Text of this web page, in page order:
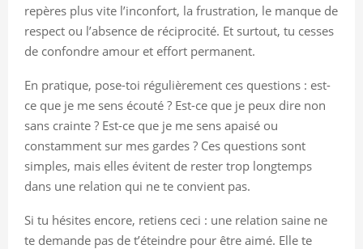
repères plus vite l’inconfort, la frustration, le manque de
respect ou l’absence de réciprocité. Et surtout, tu cesses
de confondre amour et effort permanent.
En pratique, pose-toi régulièrement ces questions : est-
ce que je me sens écouté ? Est-ce que je peux dire non
sans crainte ? Est-ce que je me sens apaisé ou
constamment sur mes gardes ? Ces questions sont
simples, mais elles évitent de rester trop longtemps
dans une relation qui ne te convient pas.
Si tu hésites encore, retiens ceci : une relation saine ne
te demande pas de t’éteindre pour être aimé. Elle te